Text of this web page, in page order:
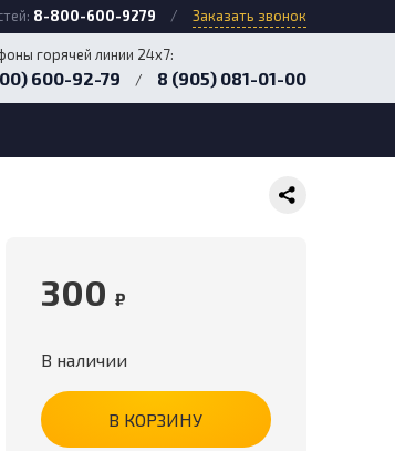
8-800-600-9279 / Заказать звонок
горячей линии 24х7:
600-92-79 / 8 (905) 081-01-00
300 ₽
В наличии
В КОРЗИНУ